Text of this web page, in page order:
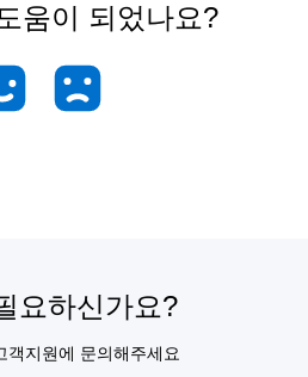
움이 되었나요?
요하신가요?
객지원에 문의해주세요